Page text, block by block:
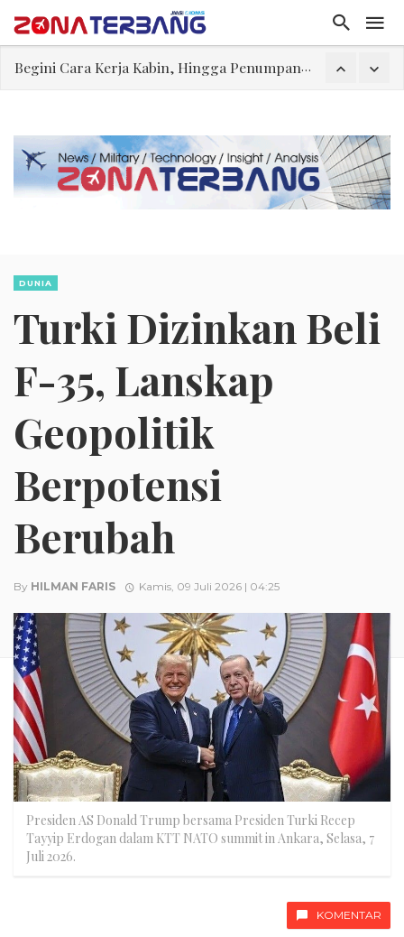
Embraer C-390 Millennium Opsi yang Dapat Diterima Secara Geopolitik
Edy Mulyadi: Terlalu Lebay Narasi Nyawa Jenderal Listyo Hendak Dihabisi
Abdul El-Sayed Selangkah Lagi Menuju Senat AS
Iran: Jalur Alternatif Selat Hormuz Telah Disepakati
DUNIA
Turki Dizinkan Beli
F-35, Lanskap
Geopolitik
Berpotensi
Berubah
By HILMAN FARIS Kamis, 09 Juli 2026 | 04:25
Presiden AS Donald Trump bersama Presiden Turki Recep
Tayyip Erdogan dalam KTT NATO summit in Ankara, Selasa, 7
Juli 2026.
KOMENTAR